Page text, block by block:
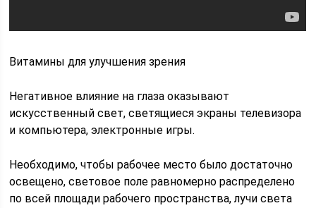
Витамины для улучшения зрения
Негативное влияние на глаза оказывают
искусственный свет, светящиеся экраны телевизора
и компьютера, электронные игры.
Необходимо, чтобы рабочее место было достаточно
освещено, световое поле равномерно распределено
по всей площади рабочего пространства, лучи света